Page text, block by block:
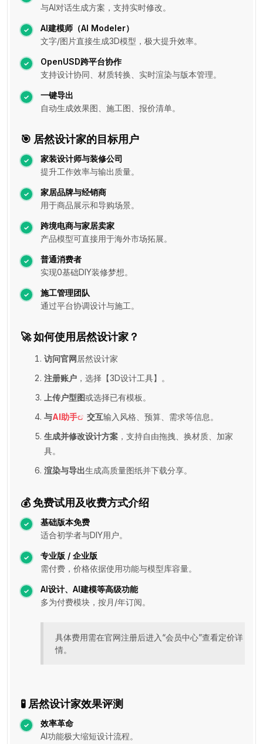
与AI对话生成方案，支持实时修改。
AI建模师（AI Modeler）
文字/图片直接生成3D模型，极大提升效率。
OpenUSD跨平台协作
支持设计协同、材质转换、实时渲染与版本管理。
一键导出
自动生成效果图、施工图、报价清单。
🎯 居然设计家的目标用户
家装设计师与装修公司
提升工作效率与输出质量。
家居品牌与经销商
用于商品展示和导购场景。
跨境电商与家居卖家
产品模型可直接用于海外市场拓展。
普通消费者
实现0基础DIY装修梦想。
施工管理团队
通过平台协调设计与施工。
🚀 如何使用居然设计家？
访问官网居然设计家
注册账户 ，选择【3D设计工具】。
上传户型图或选择已有模板。
与AI助手 交互输入风格、预算、需求等信息。
生成并修改设计方案 ，支持自由拖拽、换材质、加家
具。
渲染与导出生成高质量图纸并下载分享。
💰 免费试用及收费方式介绍
基础版本免费
适合初学者与DIY用户。
专业版 / 企业版
需付费，价格依据使用功能与模型库容量。
AI设计、AI建模等高级功能
多为付费模块，按月/年订阅。
具体费用需在官网注册后进入“会员中心”查看定价详
情。
🧪 居然设计家效果评测
效率革命
AI功能极大缩短设计流程。